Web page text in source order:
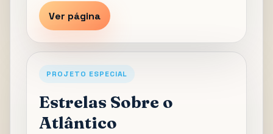
Ver página
PROJETO ESPECIAL
Estrelas Sobre o
Atlântico